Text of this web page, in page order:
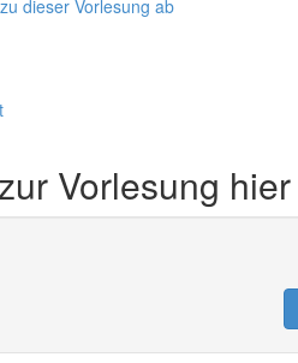
dieser Vorlesung ab
Vorlesung hier